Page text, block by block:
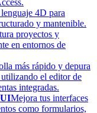
4D para
y mantenible.
proyectos y
en entornos de
más rápido y depura
el editor de
integradas.
Mejora tus interfaces
como formularios,